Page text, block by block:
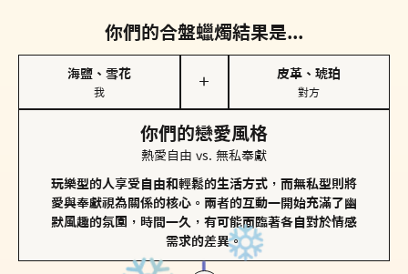
你們的合盤蠟燭結果是...
海鹽、雪花
我
＋
皮革、琥珀
對方
你們的戀愛風格
熱愛自由 vs. 無私奉獻
玩樂型的人享受自由和輕鬆的生活方式，而無私型則將
愛與奉獻視為關係的核心。兩者的互動一開始充滿了幽
默風趣的氛圍，時間一久，有可能面臨著各自對於情感
需求的差異。